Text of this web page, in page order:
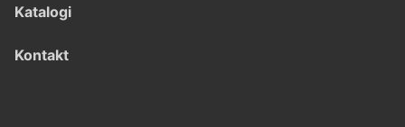
Katalogi
Kontakt